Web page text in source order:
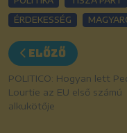
ÉRDEKESSÉG
Előző
POLITICO: Hogyan lett
Lourtie az EU első számú
alkukötője